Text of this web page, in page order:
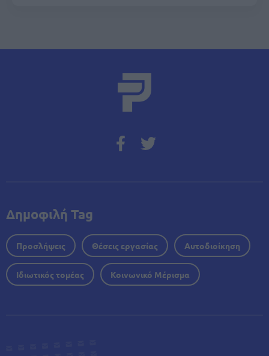
Δημοφιλή Tag
Προσλήψεις Θέσεις εργασίας Αυτοδιοίκηση
Ιδιωτικός τομέας Κοινωνικό Μέρισμα